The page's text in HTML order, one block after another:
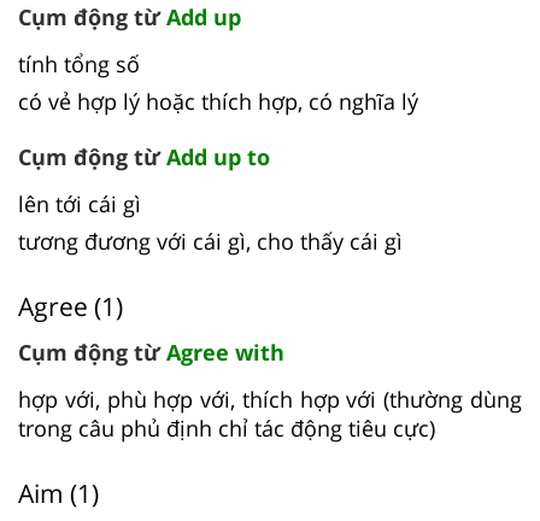
Cụm động từAdd up
tính tổng số
có vẻ hợp lý hoặc thích hợp, có nghĩa lý
Cụm động từAdd up to
lên tới cái gì
tương đương với cái gì, cho thấy cái gì
Agree (1)
Cụm động từAgree with
hợp với, phù hợp với, thích hợp với (thường dùng
trong câu phủ định chỉ tác động tiêu cực)
Aim (1)